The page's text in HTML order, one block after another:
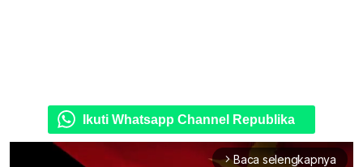
Ikuti Whatsapp Channel Republika
arrow_forward_ios Baca selengkapnya